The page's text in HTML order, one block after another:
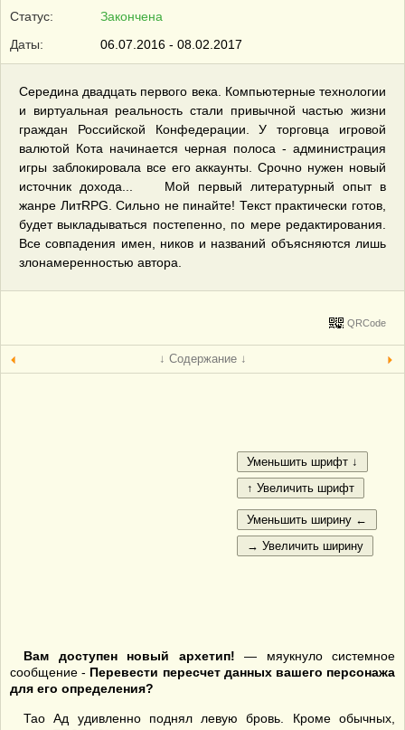
Статус:
Закончена
Даты:
06.07.2016 - 08.02.2017
Середина двадцать первого века. Компьютерные технологии
и виртуальная реальность стали привычной частью жизни
граждан Российской Конфедерации. У торговца игровой
валютой Кота начинается черная полоса - администрация
игры заблокировала все его аккаунты. Срочно нужен новый
источник дохода... Мой первый литературный опыт в
жанре ЛитRPG. Сильно не пинайте! Текcт практически готов,
будет выкладываться постепенно, по мере редактирования.
Все совпадения имен, ников и названий объясняются лишь
злонамеренностью автора.
QRCode
↓ Содержание ↓
Вам доступен новый архетип! — мяукнуло системное
сообщение - Перевести пересчет данных вашего персонажа
для его определения?
Тао Ад удивленно поднял левую бровь. Кроме обычных,